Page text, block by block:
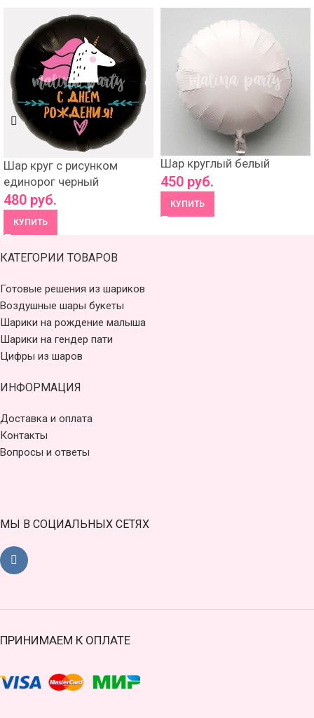
Шар круг с рисунком
единорог черный
480 руб.
КУПИТЬ
Шар круглый белый
450 руб.
КУПИТЬ
КАТЕГОРИИ ТОВАРОВ
Готовые решения из шариков
Воздушные шары букеты
Шарики на рождение малыша
Шарики на гендер пати
Цифры из шаров
ИНФОРМАЦИЯ
Доставка и оплата
Контакты
Вопросы и ответы
МЫ В СОЦИАЛЬНЫХ СЕТЯХ
ПРИНИМАЕМ К ОПЛАТЕ